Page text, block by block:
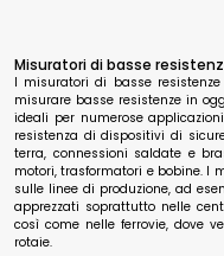
Misuratori di basse
I misuratori di basse
misurare basse resistenze in
ideali per numerose
resistenza di dispositivi di
terra, connessioni saldate e
motori, trasformatori e bobine. I
sulle linee di produzione, ad
apprezzati soprattutto nelle
così come nelle ferrovie, dove
rotaie.